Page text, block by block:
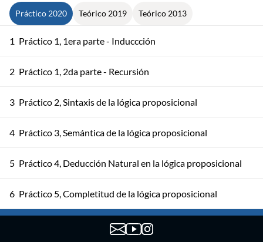
Práctico 2020 Teórico 2019 Teórico 2013
1 Práctico 1, 1era parte - Induccción
2 Práctico 1, 2da parte - Recursión
3 Práctico 2, Sintaxis de la lógica proposicional
4 Práctico 3, Semántica de la lógica proposicional
5 Práctico 4, Deducción Natural en la lógica proposicional
6 Práctico 5, Completitud de la lógica proposicional
Práctico 6, Sintaxis de primer orden